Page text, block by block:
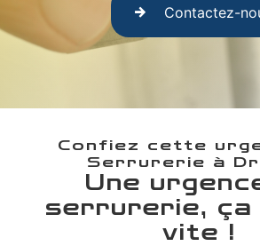
Contactez-
Confiez cette
Serrurerie à
Une
serrurerie, ça
vite !